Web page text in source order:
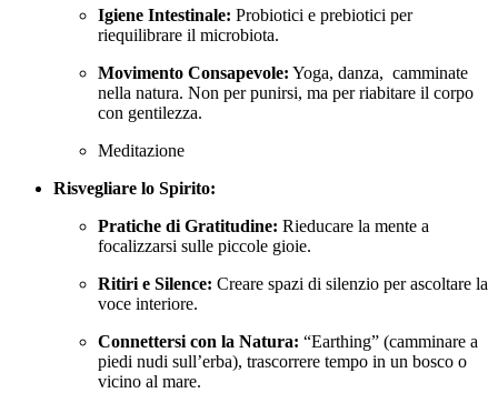
Igiene Intestinale: Probiotici e prebiotici per
riequilibrare il microbiota.
Movimento Consapevole: Yoga, danza, camminate
nella natura. Non per punirsi, ma per riabitare il corpo
con gentilezza.
Meditazione
Risvegliare lo Spirito:
Pratiche di Gratitudine: Rieducare la mente a
focalizzarsi sulle piccole gioie.
Ritiri e Silence: Creare spazi di silenzio per ascoltare la
voce interiore.
Connettersi con la Natura: “Earthing” (camminare a
piedi nudi sull’erba), trascorrere tempo in un bosco o
vicino al mare.